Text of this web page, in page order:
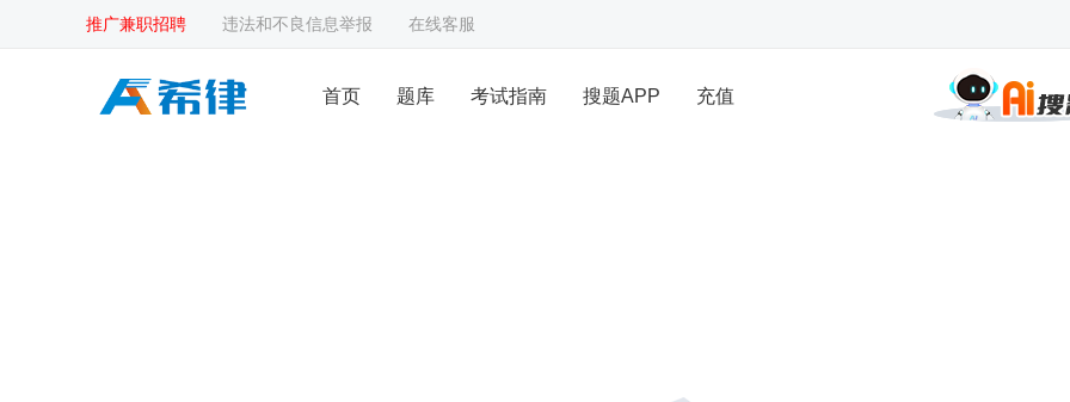
推广兼职招聘 违法和不良信息举报 在线客服
首页 题库 考试指南 搜题APP 充值